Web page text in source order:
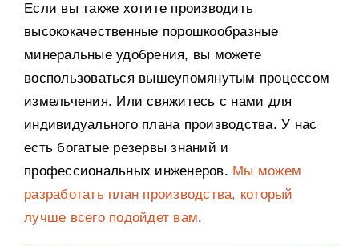
Если вы также хотите производить
высококачественные порошкообразные
минеральные удобрения, вы можете
воспользоваться вышеупомянутым процессом
измельчения. Или свяжитесь с нами для
индивидуального плана производства. У нас
есть богатые резервы знаний и
профессиональных инженеров. Мы можем
разработать план производства, который
лучше всего подойдет вам.